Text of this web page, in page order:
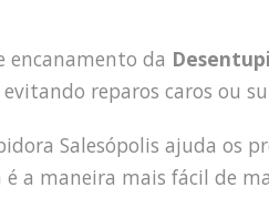
encanamento da
reparos caros ou
Salesópolis ajuda os
a maneira mais fácil de